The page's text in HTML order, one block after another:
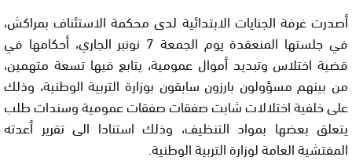
أصدرت غرفة الجنايات الابتدائية لدى محكمة الاستئناف بمراكش،
في جلستها المنعقدة يوم الجمعة 7 نونبر الجاري، أحكامها في
قضية اختلاس وتبديد أموال عمومية، يتابع فيها تسعة متهمين،
من بينهم مسؤولون بارزون سابقون بوزارة التربية الوطنية، وذلك
على خلفية اختلالات شابت صفقات صفقات عمومية وسندات طلب
يتعلق بعضها بمواد التنظيف، وذلك استنادا الى تقرير أعدته
المفتشية العامة لوزارة التربية الوطنية.